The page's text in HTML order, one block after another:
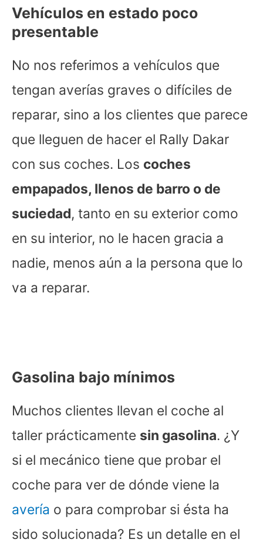
Vehículos en estado poco
presentable
No nos referimos a vehículos que
tengan averías graves o difíciles de
reparar, sino a los clientes que parece
que lleguen de hacer el Rally Dakar
con sus coches. Los coches
empapados, llenos de barro o de
suciedad, tanto en su exterior como
en su interior, no le hacen gracia a
nadie, menos aún a la persona que lo
va a reparar.
Gasolina bajo mínimos
Muchos clientes llevan el coche al
taller prácticamente sin gasolina. ¿Y
si el mecánico tiene que probar el
coche para ver de dónde viene la
avería o para comprobar si ésta ha
sido solucionada? Es un detalle en el